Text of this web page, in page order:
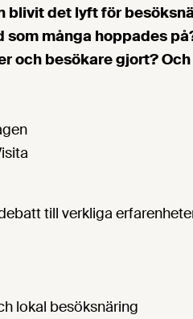
blivit det lyft för
många hoppades
och besökare gjort?
till verkliga
lokal besöksnäring